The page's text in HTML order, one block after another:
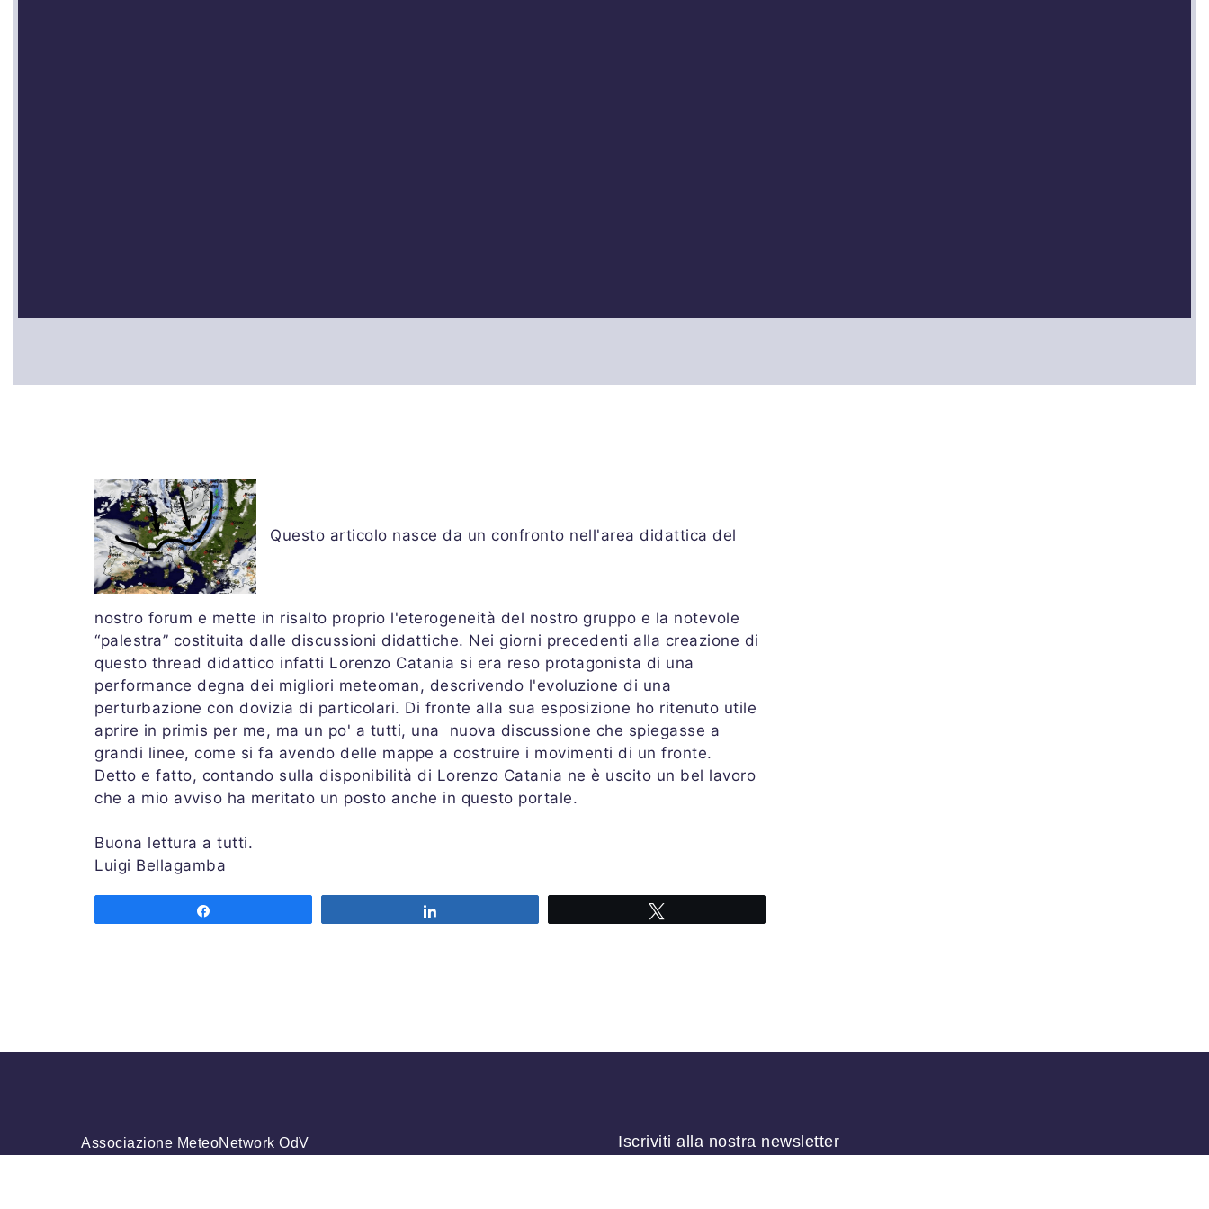
Questo articolo nasce da un confronto nell'area didattica del
nostro forum e mette in risalto proprio l'eterogeneità del nostro gruppo e la notevole
“palestra” costituita dalle discussioni didattiche. Nei giorni precedenti alla creazione di
questo thread didattico infatti Lorenzo Catania si era reso protagonista di una
performance degna dei migliori meteoman, descrivendo l'evoluzione di una
perturbazione con dovizia di particolari. Di fronte alla sua esposizione ho ritenuto utile
aprire in primis per me, ma un po' a tutti, una nuova discussione che spiegasse a
grandi linee, come si fa avendo delle mappe a costruire i movimenti di un fronte.
Detto e fatto, contando sulla disponibilità di Lorenzo Catania ne è uscito un bel lavoro
che a mio avviso ha meritato un posto anche in questo portale.
Buona lettura a tutti.
Luigi Bellagamba
Associazione MeteoNetwork OdV
Iscriviti alla nostra newsletter